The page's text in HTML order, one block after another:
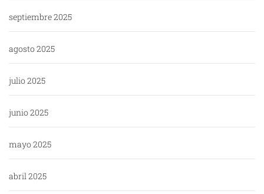
septiembre 2025
agosto 2025
julio 2025
junio 2025
mayo 2025
abril 2025